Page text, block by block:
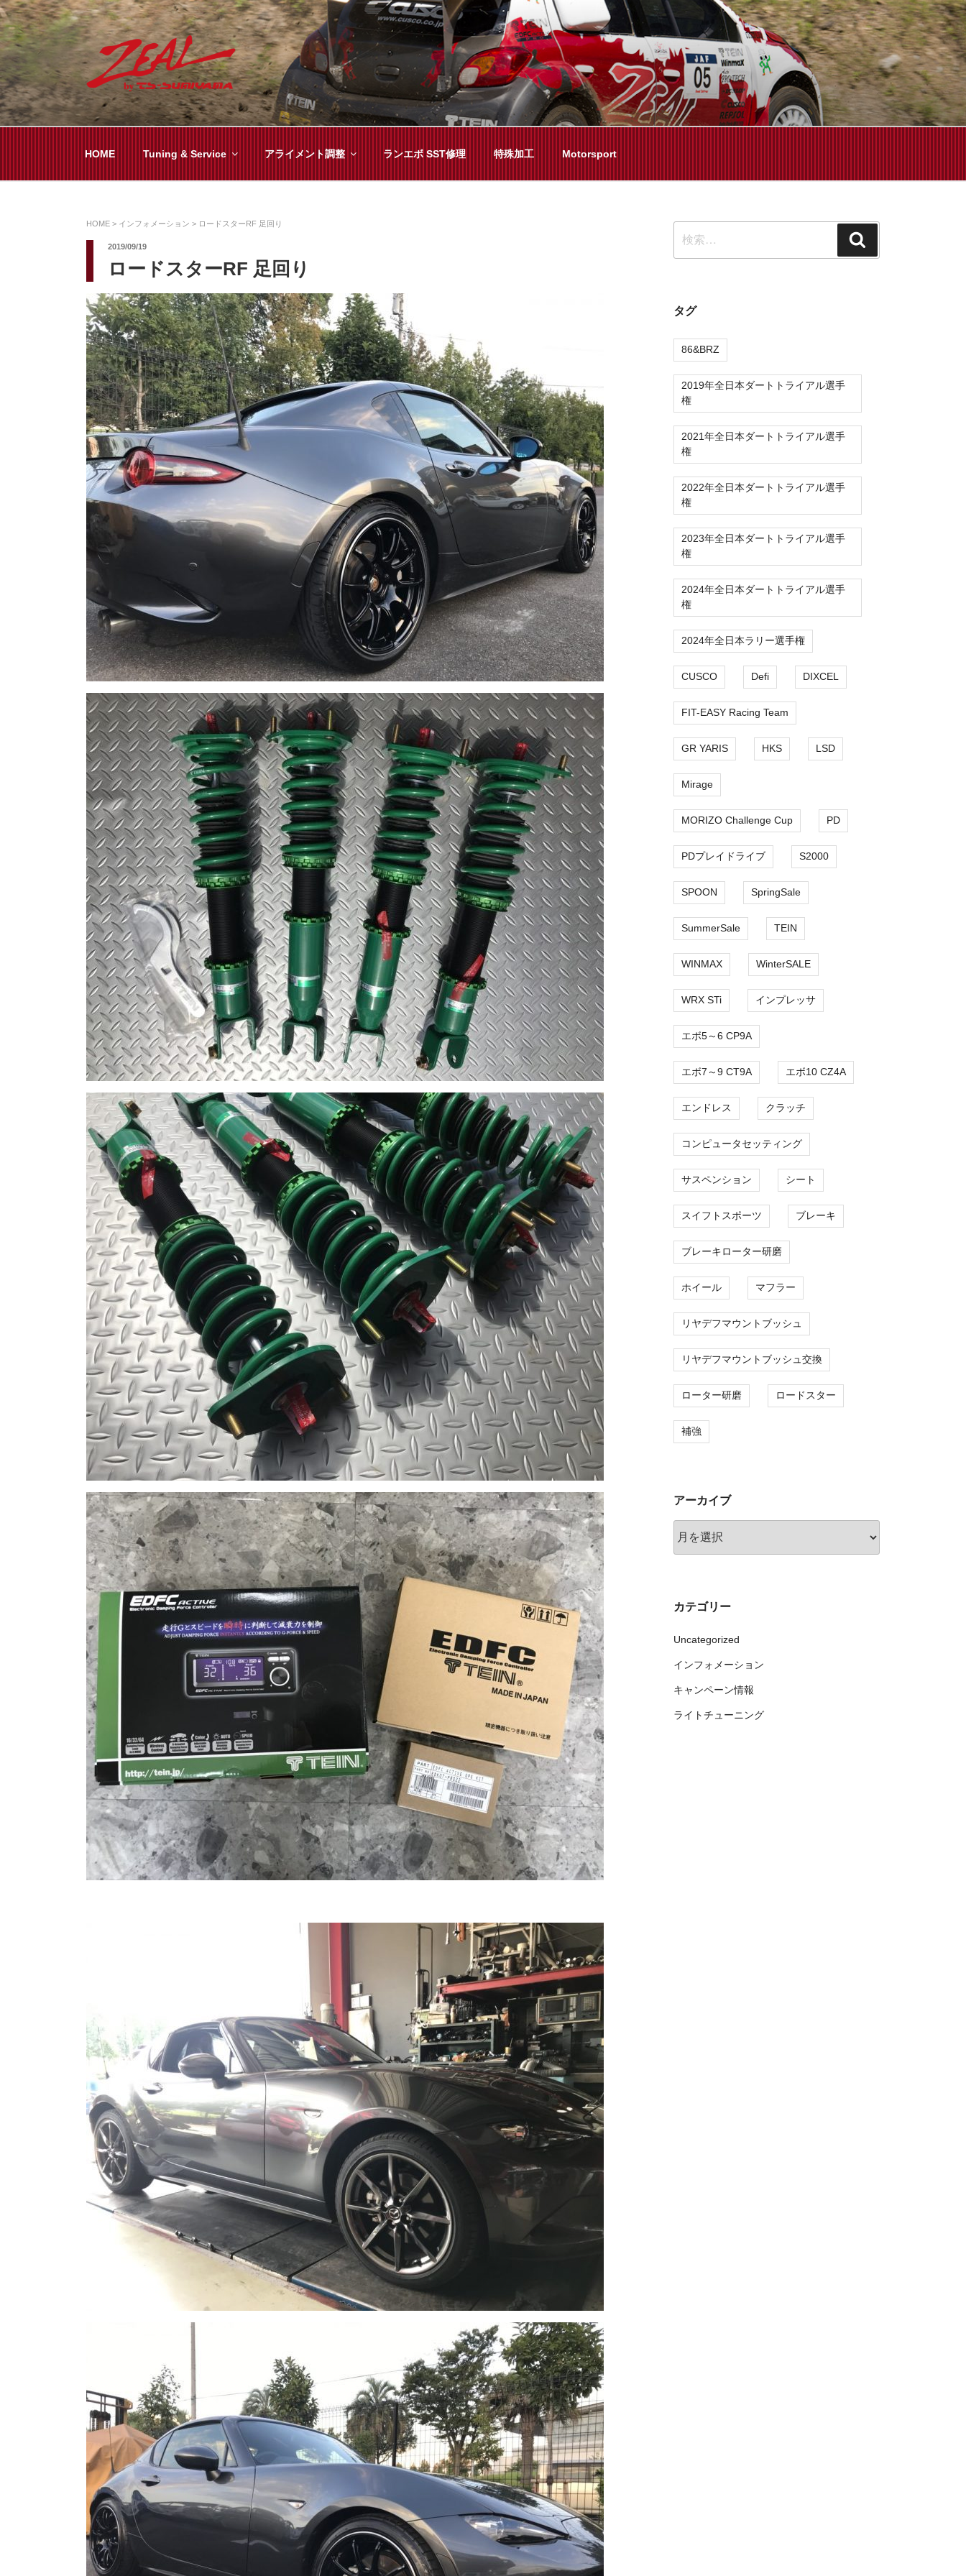
コ
ン
テ
ン
ツ
へ
ス
ZEAL BY TS-SUMIYAMA
オイル交換や車検といった日常メンテから各種チューニングまで、車に関することならジャンルフリーでお任せください!
HOME Tuning & Service アライメント調整 ランエボ SST修理 特殊加工 Motorsport
HOME > インフォメーション > ロードスターRF 足回り
2019/09/19
ロードスターRF 足回り
索:
索
タグ
86&BRZ
2019年全日本ダートトライアル選手
権
2021年全日本ダートトライアル選手
権
2022年全日本ダートトライアル選手
権
2023年全日本ダートトライアル選手
権
2024年全日本ダートトライアル選手
権
2024年全日本ラリー選手権
CUSCO Defi DIXCEL
FIT-EASY Racing Team
GR YARIS HKS LSD
Mirage
MORIZO Challenge Cup PD
PDプレイドライブ S2000
SPOON SpringSale
SummerSale TEIN
WINMAX WinterSALE
WRX STi インプレッサ
エボ5～6 CP9A
エボ7～9 CT9A エボ10 CZ4A
エンドレス クラッチ
コンピュータセッティング
サスペンション シート
スイフトスポーツ ブレーキ
ブレーキローター研磨
ホイール マフラー
リヤデフマウントブッシュ
リヤデフマウントブッシュ交換
ローター研磨 ロードスター
補強
アーカイブ
ー
カテゴリー
Uncategorized
インフォメーション
キャンペーン情報
ライトチューニング